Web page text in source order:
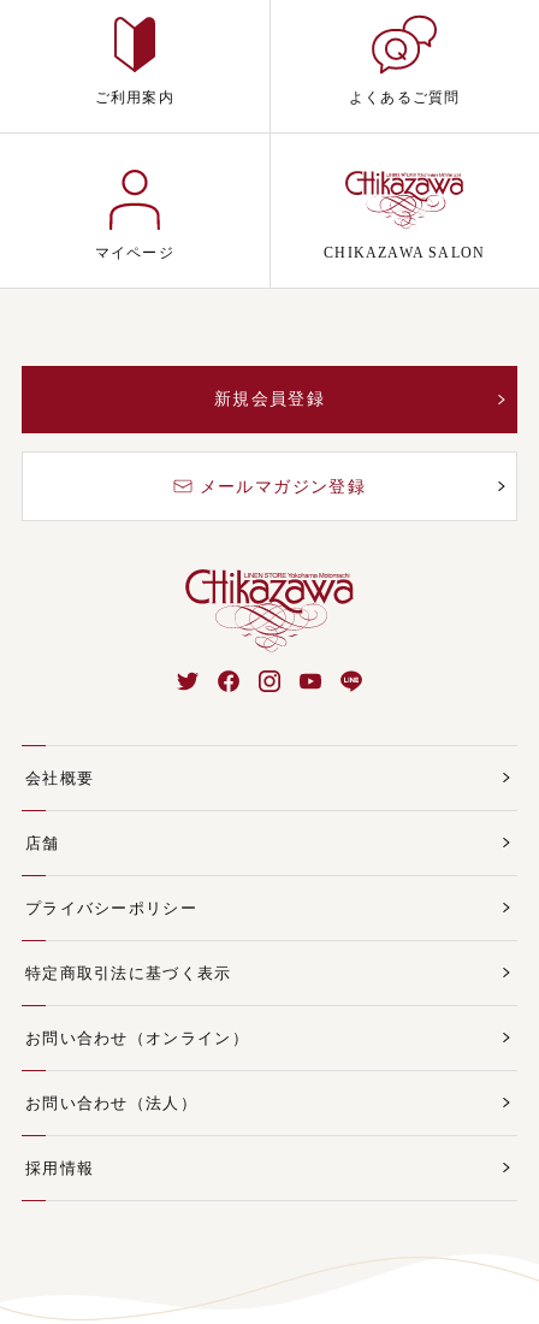
ご利用案内 よくあるご質問
マイページ CHIKAZAWA SALON
新規会員登録
メールマガジン登録
会社概要
店舗
プライバシーポリシー
特定商取引法に基づく表示
お問い合わせ（オンライン）
お問い合わせ（法人）
採用情報